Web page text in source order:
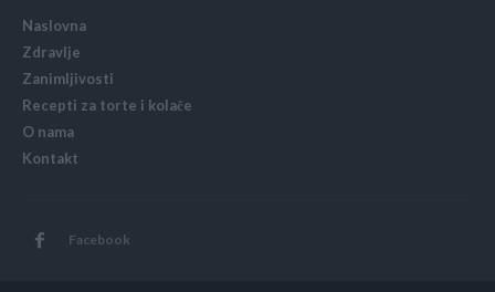
Naslovna
Zdravlje
Zanimljivosti
Recepti za torte i kolače
O nama
Kontakt
Facebook